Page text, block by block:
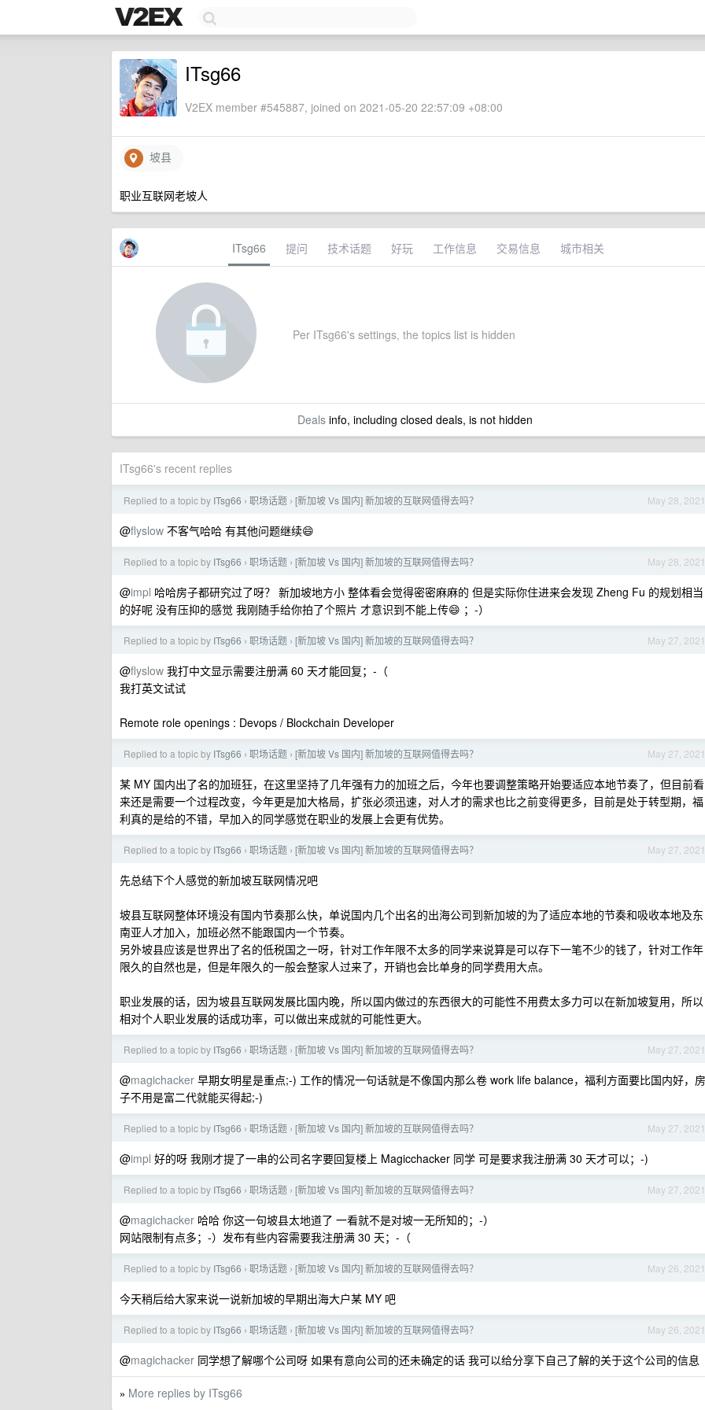
ITsg66
V2EX member #545887, joined on 2021-05-20 22:57:09 +08:00
坡县
职业互联网老坡人
ITsg66 提问 技术话题 好玩 工作信息 交易信息 城市相关
Per ITsg66's settings, the topics list is hidden
Dealsinfo, including closed deals, is not hidden
ITsg66's recent replies
May 28, 2021
Replied to a topic by ITsg66 › 职场话题 › [新加坡 Vs 国内] 新加坡的互联网值得去吗？
@flyslow 不客气哈哈 有其他问题继续😄
May 28, 2021
Replied to a topic by ITsg66 › 职场话题 › [新加坡 Vs 国内] 新加坡的互联网值得去吗？
@impl 哈哈房子都研究过了呀？ 新加坡地方小 整体看会觉得密密麻麻的 但是实际你住进来会发现 Zheng Fu 的规划相当
的好呢 没有压抑的感觉 我刚随手给你拍了个照片 才意识到不能上传😄 ；-）
May 27, 2021
Replied to a topic by ITsg66 › 职场话题 › [新加坡 Vs 国内] 新加坡的互联网值得去吗？
@flyslow 我打中文显示需要注册满 60 天才能回复；-（
我打英文试试
Remote role openings : Devops / Blockchain Developer
May 27, 2021
Replied to a topic by ITsg66 › 职场话题 › [新加坡 Vs 国内] 新加坡的互联网值得去吗？
某 MY 国内出了名的加班狂，在这里坚持了几年强有力的加班之后，今年也要调整策略开始要适应本地节奏了，但目前看
来还是需要一个过程改变，今年更是加大格局，扩张必须迅速，对人才的需求也比之前变得更多，目前是处于转型期，福
利真的是给的不错，早加入的同学感觉在职业的发展上会更有优势。
May 27, 2021
Replied to a topic by ITsg66 › 职场话题 › [新加坡 Vs 国内] 新加坡的互联网值得去吗？
先总结下个人感觉的新加坡互联网情况吧
坡县互联网整体环境没有国内节奏那么快，单说国内几个出名的出海公司到新加坡的为了适应本地的节奏和吸收本地及东
南亚人才加入，加班必然不能跟国内一个节奏。
另外坡县应该是世界出了名的低税国之一呀，针对工作年限不太多的同学来说算是可以存下一笔不少的钱了，针对工作年
限久的自然也是，但是年限久的一般会整家人过来了，开销也会比单身的同学费用大点。
职业发展的话，因为坡县互联网发展比国内晚，所以国内做过的东西很大的可能性不用费太多力可以在新加坡复用，所以
相对个人职业发展的话成功率，可以做出来成就的可能性更大。
May 27, 2021
Replied to a topic by ITsg66 › 职场话题 › [新加坡 Vs 国内] 新加坡的互联网值得去吗？
@magichacker 早期女明星是重点;-) 工作的情况一句话就是不像国内那么卷 work life balance，福利方面要比国内好，房
子不用是富二代就能买得起;-)
May 27, 2021
Replied to a topic by ITsg66 › 职场话题 › [新加坡 Vs 国内] 新加坡的互联网值得去吗？
@impl 好的呀 我刚才提了一串的公司名字要回复楼上 Magicchacker 同学 可是要求我注册满 30 天才可以；-)
May 27, 2021
Replied to a topic by ITsg66 › 职场话题 › [新加坡 Vs 国内] 新加坡的互联网值得去吗？
@magichacker 哈哈 你这一句坡县太地道了 一看就不是对坡一无所知的；-）
网站限制有点多；-）发布有些内容需要我注册满 30 天；-（
May 26, 2021
Replied to a topic by ITsg66 › 职场话题 › [新加坡 Vs 国内] 新加坡的互联网值得去吗？
今天稍后给大家来说一说新加坡的早期出海大户某 MY 吧
May 26, 2021
Replied to a topic by ITsg66 › 职场话题 › [新加坡 Vs 国内] 新加坡的互联网值得去吗？
@magichacker 同学想了解哪个公司呀 如果有意向公司的还未确定的话 我可以给分享下自己了解的关于这个公司的信息
» More replies by ITsg66